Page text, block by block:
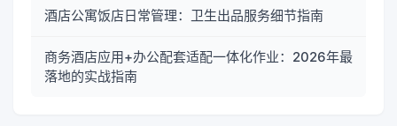
酒店公寓饭店日常管理：卫生出品服务细节指南
商务酒店应用+办公配套适配一体化作业：2026年最
落地的实战指南